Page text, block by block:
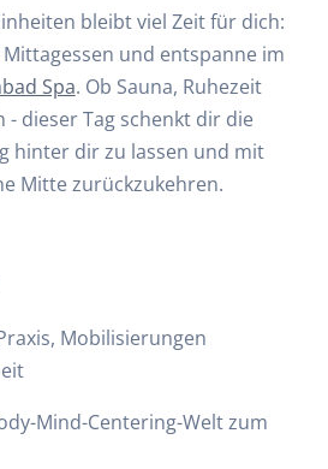
bleibt viel Zeit für dich:
und entspanne im
Spa. Ob Sauna, Ruhezeit
- dieser Tag schenkt dir die
hinter dir zu lassen und mit
Mitte zurückzukehren.
Mobilisierungen
Mind-Centering-Welt zum